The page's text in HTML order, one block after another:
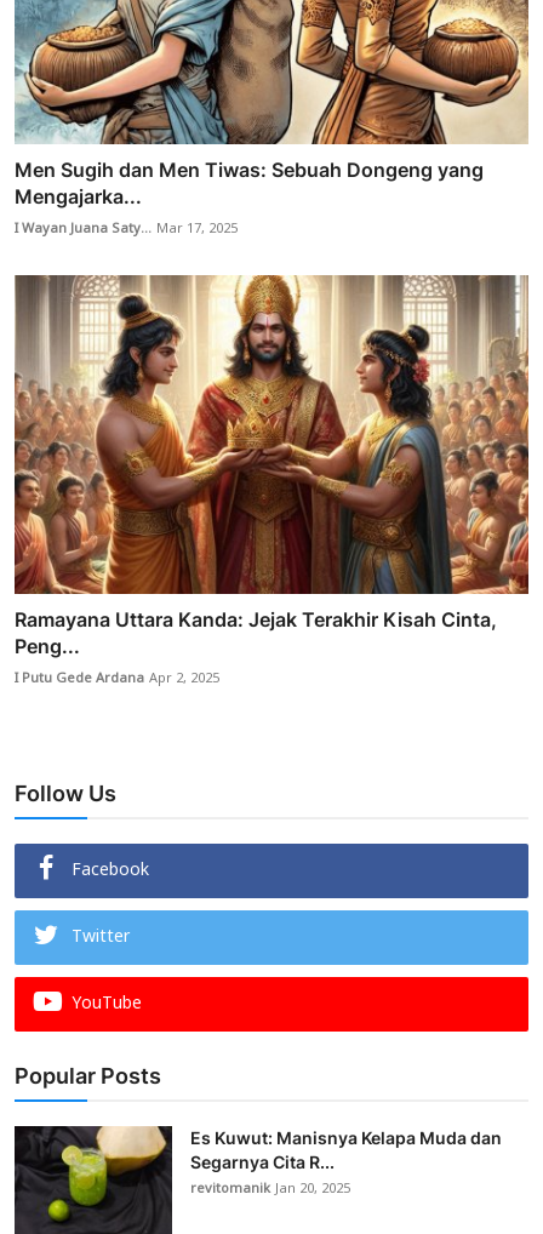
Men Sugih dan Men Tiwas: Sebuah Dongeng yang
Mengajarka...
I Wayan Juana Saty... Mar 17, 2025
Ramayana Uttara Kanda: Jejak Terakhir Kisah Cinta,
Peng...
I Putu Gede ArdanaApr 2, 2025
Follow Us
Facebook
Twitter
YouTube
Popular Posts
Es Kuwut: Manisnya Kelapa Muda dan
Segarnya Cita R...
revitomanikJan 20, 2025